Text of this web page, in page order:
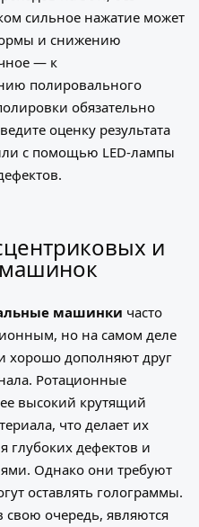
сильное нажатие может
и снижению
— к
полировального
обязательно
оценку результата
с помощью LED-лампы
и
машинки часто
но на самом деле
хорошо дополняют друг
Ротационные
высокий крутящий
что делает их
глубоких дефектов и
Однако они требуют
оставлять голограммы.
очередь, являются